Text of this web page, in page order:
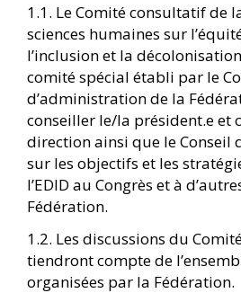
1.1. Le Comité consultatif de
sciences humaines sur
l’inclusion et la
comité spécial établi par le
d’administration de la
conseiller le/la président.e et
direction ainsi que le Conseil
sur les objectifs et les
l’EDID au Congrès et à
Fédération.
1.2. Les discussions du
tiendront compte de
organisées par la Fédération.